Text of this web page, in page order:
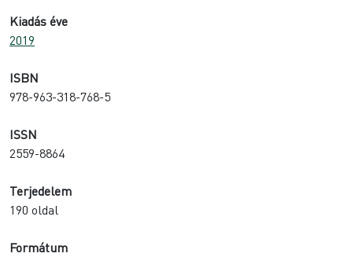
Kiadás éve
2019
ISBN
978-963-318-768-5
ISSN
2559-8864
Terjedelem
190 oldal
Formátum